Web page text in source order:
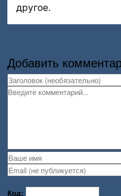
другое.
Добавить
Код: